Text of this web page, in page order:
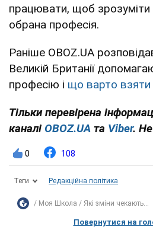
працювати, щоб зрозуміти
обрана професія.
Раніше OBOZ.UA
Великій Британії
професію і що варто взяти
Тільки перевірена
каналі OBOZ.UA та Viber.
0 108
Теги Редакційна політика
Моя Школа Які зміни чекають...
Повернутися на